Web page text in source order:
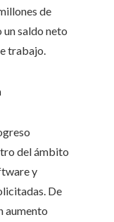
de
saldo neto
trabajo.
del ámbito
y
De
aumento